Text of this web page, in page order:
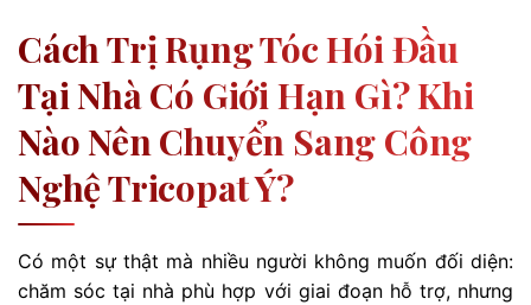
Cách Trị Rụng Tóc Hói Đầu
Tại Nhà Có Giới Hạn Gì? Khi
Nào Nên Chuyển Sang Công
Nghệ Tricopat Ý?
Có một sự thật mà nhiều người không muốn đối diện:
chăm sóc tại nhà phù hợp với giai đoạn hỗ trợ, nhưng